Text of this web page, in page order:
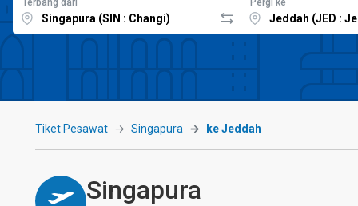
Tiket Pesawat Singapura ke Jeddah
Singapura